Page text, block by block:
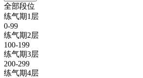
全部段位
练气期1层
0-99
练气期2层
100-199
练气期3层
200-299
练气期4层